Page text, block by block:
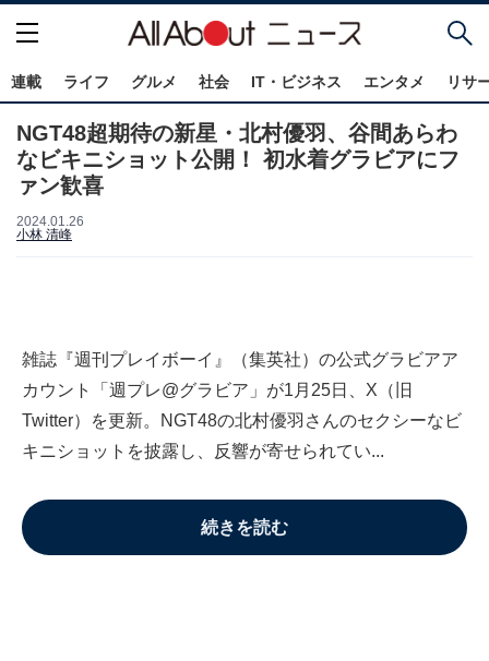
連載 ライフ グルメ 社会 IT・ビジネス エンタメ リサ
NGT48超期待の新星・北村優羽、谷間あらわ
なビキニショット公開！ 初水着グラビアにフ
ァン歓喜
2024.01.26
小林 清峰
雑誌『週刊プレイボーイ』（集英社）の公式グラビアア
カウント「週プレ@グラビア」が1月25日、X（旧
Twitter）を更新。NGT48の北村優羽さんのセクシーなビ
キニショットを披露し、反響が寄せられてい...
続きを読む